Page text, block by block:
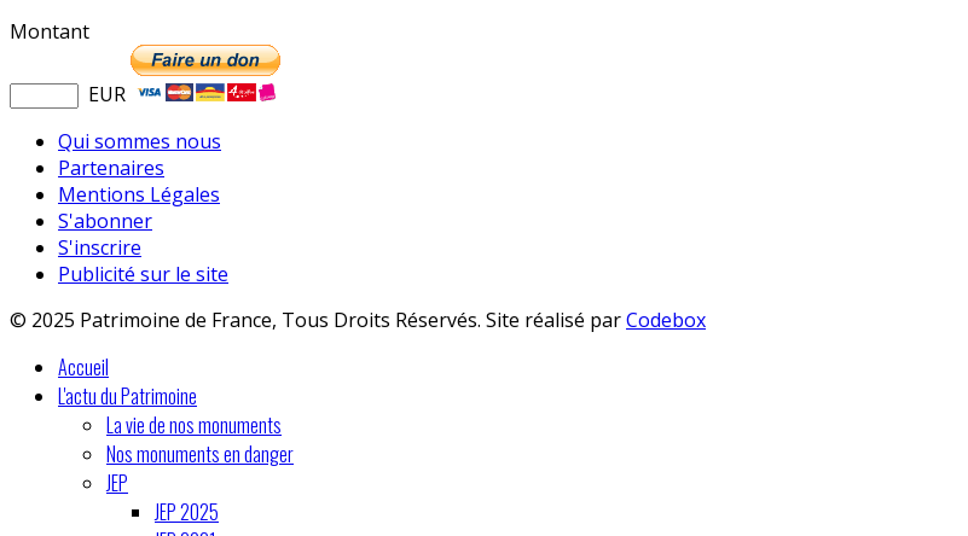
Montant
EUR
Qui sommes nous
Partenaires
Mentions Légales
S'abonner
S'inscrire
Publicité sur le site
© 2025 Patrimoine de France, Tous Droits Réservés. Site réalisé parCodebox
Accueil
L'actu du Patrimoine
La vie de nos monuments
Nos monuments en danger
JEP
JEP 2025